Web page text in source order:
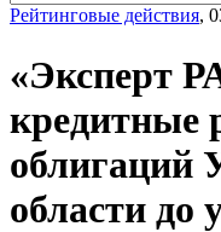
Рейтинговые действия,
«Эксперт
кредитные
облигаций
области до